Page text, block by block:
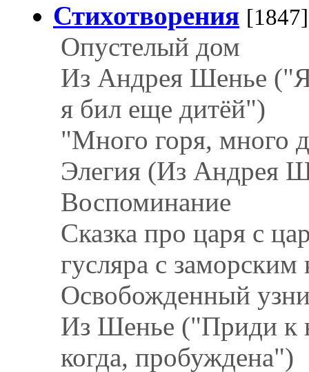
Стихотворения [1847]
Опустелый дом
Из Андрея Шенье
я бил еще дитёй")
"Много горя, много
Элегия (Из Андрея
Воспоминание
Сказка про царя с
гусляра с заморским
Освобожденный
Из Шенье ("Приди к
когда, пробуждена")